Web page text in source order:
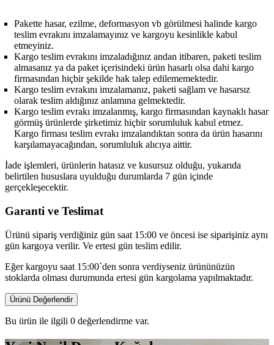
Pakette hasar, ezilme, deformasyon vb görülmesi halinde kargo
teslim evrakını imzalamayınız ve kargoyu kesinlikle kabul
etmeyiniz.
Kargo teslim evrakını imzaladığınız andan itibaren, paketi teslim
almasanız ya da paket içerisindeki ürün hasarlı olsa dahi kargo
firmasından hiçbir şekilde hak talep edilememektedir.
Kargo teslim evrakını imzalamanız, paketi sağlam ve hasarsız
olarak teslim aldığınız anlamına gelmektedir.
Kargo teslim evrakı imzalanmış, kargo firmasından kaynaklı hasar
görmüş ürünlerde şirketimiz hiçbir sorumluluk kabul etmez.
Kargo firması teslim evrakı imzalandıktan sonra da ürün hasarını
karşılamayacağından, sorumluluk alıcıya aittir.
İade işlemleri, ürünlerin hatasız ve kusursuz olduğu, yukarıda
belirtilen hususlara uyulduğu durumlarda 7 gün içinde
gerçekleşecektir.
Garanti ve Teslimat
Ürünü sipariş verdiğiniz gün saat 15:00 ve öncesi ise siparişiniz aynı
gün kargoya verilir. Ve ertesi gün teslim edilir.
Eğer kargoyu saat 15:00`den sonra verdiyseniz ürününüzün
stoklarda olması durumunda ertesi gün kargolama yapılmaktadır.
Ürünü Değerlendir
Bu ürün ile ilgili 0 değerlendirme var.